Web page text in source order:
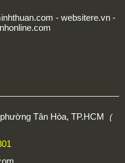
- websitere.vn -
Tân Hòa, TP.HCM
(